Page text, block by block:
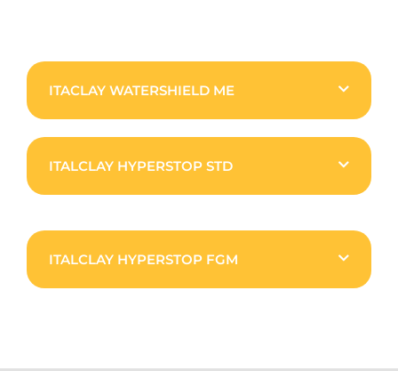
ITACLAY WATERSHIELD ME
ITALCLAY HYPERSTOP STD
ITALCLAY HYPERSTOP FGM